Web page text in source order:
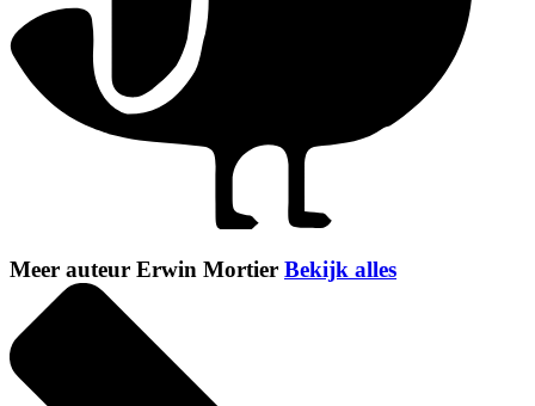
Meer auteur Erwin Mortier Bekijk alles